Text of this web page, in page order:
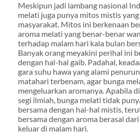
Meskipun jadi lambang nasional
melati juga punya mitos mistis
masyarakat. Mitos ini berkenaan
aroma melati yang benar-benar
terhadap malam hari kala bulan
Banyak orang meyakini perihal ini
dengan hal-hal gaib. Padahal,
gara suhu hawa yang alami
matahari terbenam, agar bunga
mengeluarkan aromanya. Apabila
segi ilmiah, bunga melati tidak
bersama dengan hal-hal mistis,
bersama dengan aroma berasal
keluar di malam hari.